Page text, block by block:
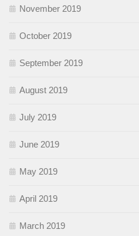
November 2019
October 2019
September 2019
August 2019
July 2019
June 2019
May 2019
April 2019
March 2019